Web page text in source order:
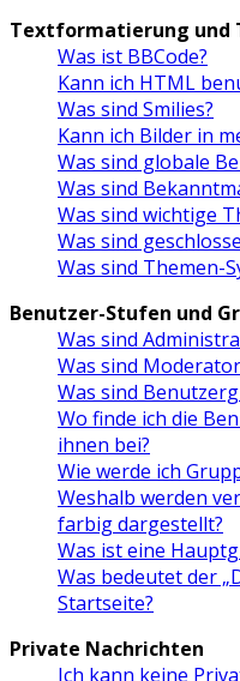
Textformatierung und
Was ist BBCode?
Kann ich HTML
Was sind Smilies?
Kann ich Bilder in
Was sind globale
Was sind
Was sind wichtige
Was sind
Was sind Themen-
Benutzer-Stufen und
Was sind
Was sind
Was sind
Wo finde ich die
ihnen bei?
Wie werde ich
Weshalb werden
farbig dargestellt?
Was ist eine
Was bedeutet der
Startseite?
Private Nachrichten
Ich kann keine